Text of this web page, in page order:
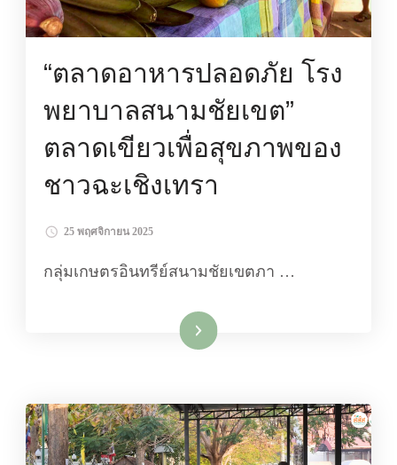
“ตลาดอาหารปลอดภัย โรง
พยาบาลสนามชัยเขต”
ตลาดเขียวเพื่อสุขภาพของ
ชาวฉะเชิงเทรา
25 พฤศจิกายน 2025
กลุ่มเกษตรอินทรีย์สนามชัยเขตภา …
อ่านเพิ่มเติม